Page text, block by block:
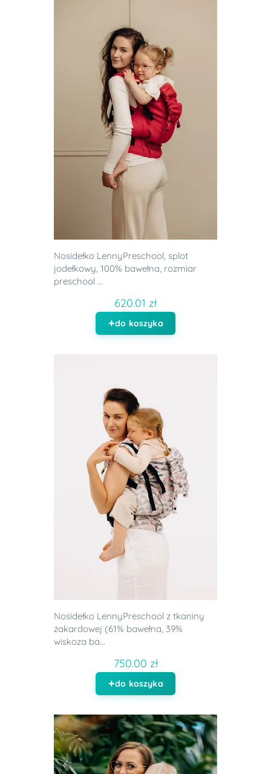
Nosidełko LennyPreschool, splot
jodełkowy, 100% bawełna, rozmiar
preschool ...
620.01 zł
do koszyka
Nosidełko LennyPreschool z tkaniny
żakardowej (61% bawełna, 39%
wiskoza ba...
750.00 zł
do koszyka